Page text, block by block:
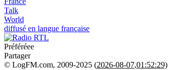
Talk
World
diffusé en langue française
Préféréeе
Partager
© LogFM.com, 2009-2025 (2026-08-07,01:52:29)